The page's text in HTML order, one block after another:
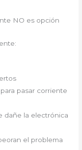
NO es opción
pasar corriente
dañe la electrónica
el problema